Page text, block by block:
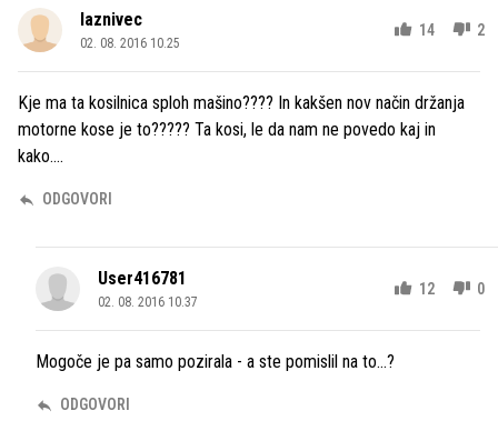
laznivec
02. 08. 2016 10.25
14 2
Kje ma ta kosilnica sploh mašino???? In kakšen nov način držanja
motorne kose je to????? Ta kosi, le da nam ne povedo kaj in
kako....
ODGOVORI
User416781
02. 08. 2016 10.37
12 0
Mogoče je pa samo pozirala - a ste pomislil na to...?
ODGOVORI